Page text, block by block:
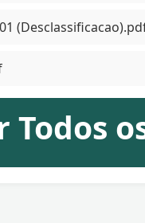
Todos